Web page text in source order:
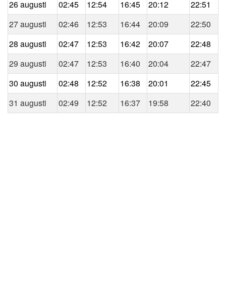
26 augusti 02:45 12:54 16:45 20:12
22:51
27 augusti
02:46 12:53 16:44 20:09
22:50
28 augusti
02:47 12:53 16:42 20:07
22:48
29 augusti
02:47 12:53 16:40 20:04
22:47
30 augusti
02:48 12:52 16:38 20:01
22:45
31 augusti
02:49 12:52 16:37 19:58 22:40